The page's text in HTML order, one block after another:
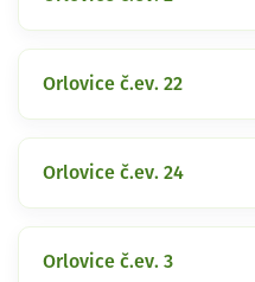
Orlovice č.ev. 22
Orlovice č.ev. 24
Orlovice č.ev. 3